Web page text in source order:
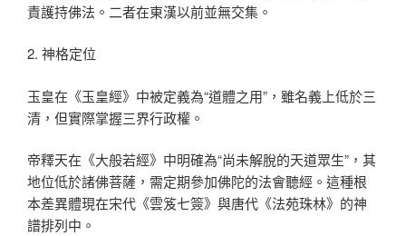
責護持佛法。二者在東漢以前並無交集。
2. 神格定位
玉皇在《玉皇經》中被定義為“道體之用”，雖名義上低於三
清，但實際掌握三界行政權。
帝釋天在《大般若經》中明確為“尚未解脫的天道眾生”，其
地位低於諸佛菩薩，需定期參加佛陀的法會聽經。這種根
本差異體現在宋代《雲笈七簽》與唐代《法苑珠林》的神
譜排列中。